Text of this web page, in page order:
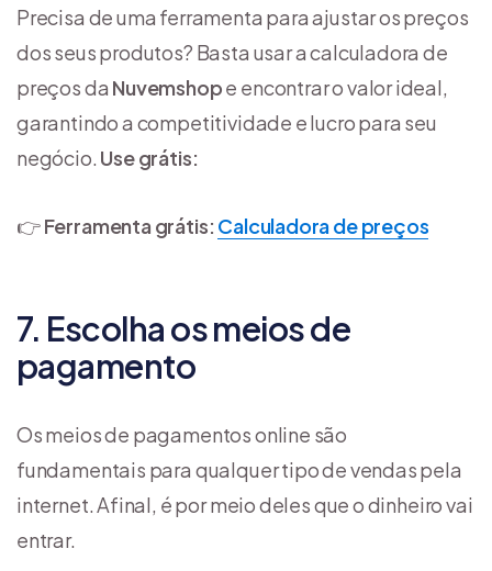
Precisa de uma ferramenta para ajustar os preços
dos seus produtos? Basta usar a calculadora de
preços da Nuvemshope encontrar o valor ideal,
garantindo a competitividade e lucro para seu
negócio. Use grátis:
👉Ferramenta grátis: Calculadora de preços
7. Escolha os meios de
pagamento
Os meios de pagamentos online são
fundamentais para qualquer tipo de vendas pela
internet. Afinal, é por meio deles que o dinheiro vai
entrar.